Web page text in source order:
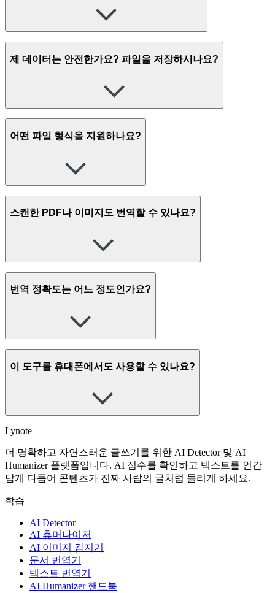
제 데이터는 안전한가요? 파일을 저장하시나요?
어떤 파일 형식을 지원하나요?
스캔한 PDF나 이미지도 번역할 수 있나요?
번역 정확도는 어느 정도인가요?
이 도구를 휴대폰에서도 사용할 수 있나요?
Lynote
더 명확하고 자연스러운 글쓰기를 위한 AI Detector 및 AI
Humanizer 플랫폼입니다. AI 점수를 확인하고 텍스트를 인간
답게 다듬어 콘텐츠가 진짜 사람의 글처럼 들리게 하세요.
학습
AI Detector
AI 휴머나이저
AI 이미지 감지기
문서 번역기
텍스트 번역기
AI Humanizer 핸드북